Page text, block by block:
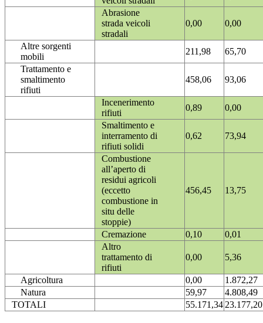
Abrasione
strada veicoli
stradali
0,00 0,00
Altre sorgenti
mobili
211,98
65,70
Trattamento e
smaltimento
rifiuti
458,06 93,06
Incenerimento
rifiuti
0,89
0,00
Smaltimento e
interramento di
rifiuti solidi
0,62 73,94
Combustione
all’aperto di
residui agricoli
(eccetto
combustione in
situ delle
stoppie)
456,45 13,75
Cremazione 0,10
0,01
Altro
trattamento di
rifiuti
0,00 5,36
Agricoltura 0,00
1.872,27
Natura
59,97
4.808,49
TOTALI
55.171,3423.177,20